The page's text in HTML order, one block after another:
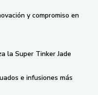
y compromiso en
la Super Tinker Jade
e infusiones más